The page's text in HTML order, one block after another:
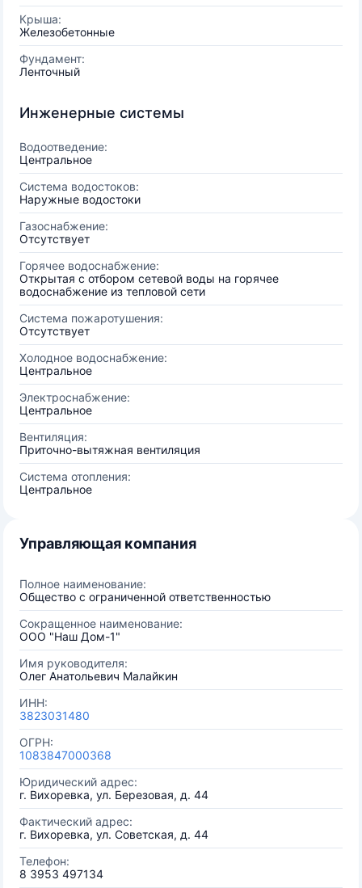
Крыша:
Железобетонные
Фундамент:
Ленточный
Инженерные системы
Водоотведение:
Центральное
Система водостоков:
Наружные водостоки
Газоснабжение:
Отсутствует
Горячее водоснабжение:
Открытая с отбором сетевой воды на горячее
водоснабжение из тепловой сети
Система пожаротушения:
Отсутствует
Холодное водоснабжение:
Центральное
Электроснабжение:
Центральное
Вентиляция:
Приточно-вытяжная вентиляция
Система отопления:
Центральное
Управляющая компания
Полное наименование:
Общество с ограниченной ответственностью
Сокращенное наименование:
ООО "Наш Дом-1"
Имя руководителя:
Олег Анатольевич Малайкин
ИНН:
3823031480
ОГРН:
1083847000368
Юридический адрес:
г. Вихоревка, ул. Березовая, д. 44
Фактический адрес:
г. Вихоревка, ул. Советская, д. 44
Телефон:
8 3953 497134